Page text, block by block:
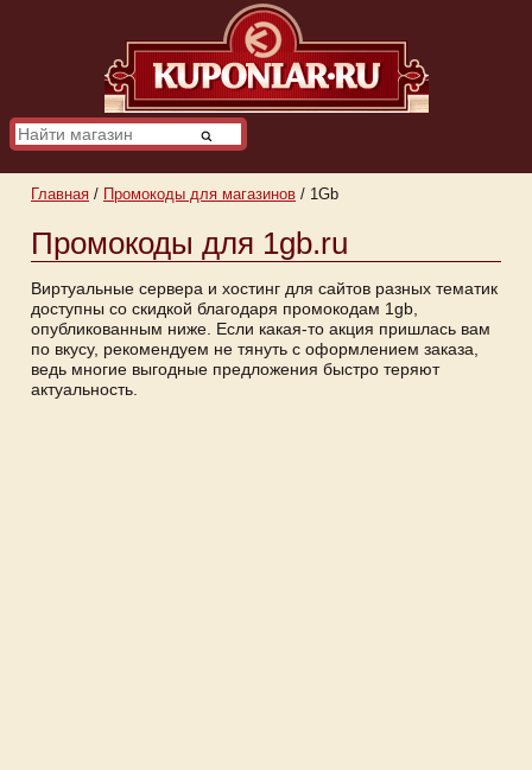
Главная / Промокоды для магазинов / 1Gb
Промокоды для 1gb.ru
Виртуальные сервера и хостинг для сайтов разных тематик
доступны со скидкой благодаря промокодам 1gb,
опубликованным ниже. Если какая-то акция пришлась вам
по вкусу, рекомендуем не тянуть с оформлением заказа,
ведь многие выгодные предложения быстро теряют
актуальность.